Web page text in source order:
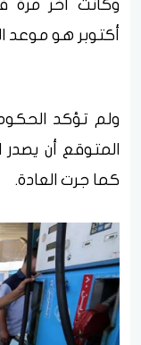
وكانت آخر مرة
أكتوبر هو موعد
ولم تؤكد
المتوقع أن يصدر
كما جرت العادة.